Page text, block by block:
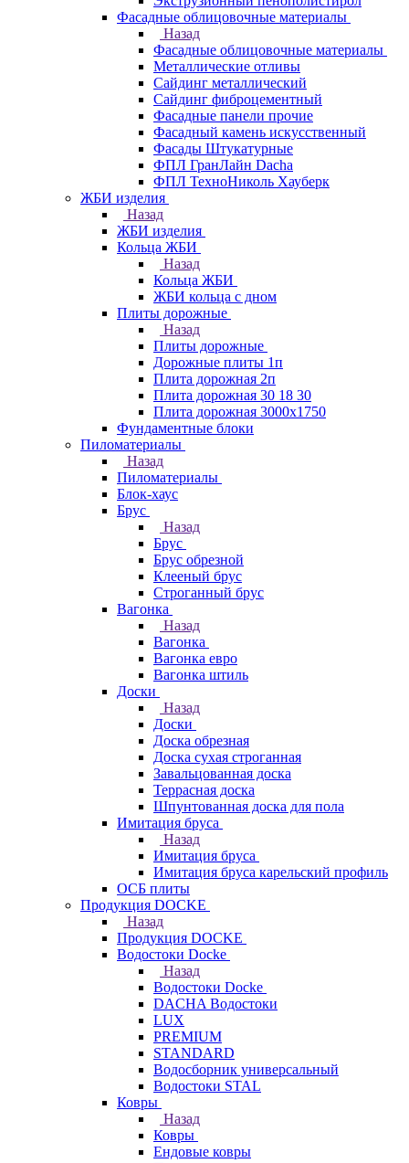
Фасадные облицовочные материалы
Назад
Фасадные облицовочные материалы
Металлические отливы
Сайдинг металлический
Сайдинг фиброцементный
Фасадные панели прочие
Фасадный камень искусственный
Фасады Штукатурные
ФПЛ ГранЛайн Dacha
ФПЛ ТехноНиколь Хауберк
ЖБИ изделия
Назад
ЖБИ изделия
Кольца ЖБИ
Назад
Кольца ЖБИ
ЖБИ кольца с дном
Плиты дорожные
Назад
Плиты дорожные
Дорожные плиты 1п
Плита дорожная 2п
Плита дорожная 30 18 30
Плита дорожная 3000х1750
Фундаментные блоки
Пиломатериалы
Назад
Пиломатериалы
Блок-хаус
Брус
Назад
Брус
Брус обрезной
Клееный брус
Строганный брус
Вагонка
Назад
Вагонка
Вагонка евро
Вагонка штиль
Доски
Назад
Доски
Доска обрезная
Доска сухая строганная
Завальцованная доска
Террасная доска
Шпунтованная доска для пола
Имитация бруса
Назад
Имитация бруса
Имитация бруса карельский профиль
ОСБ плиты
Продукция DOCKE
Назад
Продукция DOCKE
Водостоки Docke
Назад
Водостоки Docke
DACHA Водостоки
LUX
PREMIUM
STANDARD
Водосборник универсальный
Водостоки STAL
Ковры
Назад
Ковры
Ендовые ковры